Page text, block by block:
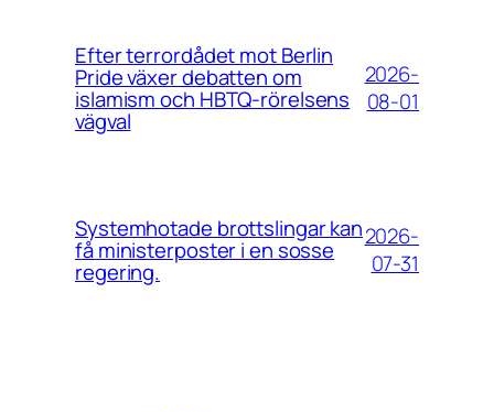
Efter terrordådet mot Berlin
Pride växer debatten om
islamism och HBTQ-rörelsens
vägval
2026-
08-01
Systemhotade brottslingar kan
få ministerposter i en sosse
regering.
2026-
07-31